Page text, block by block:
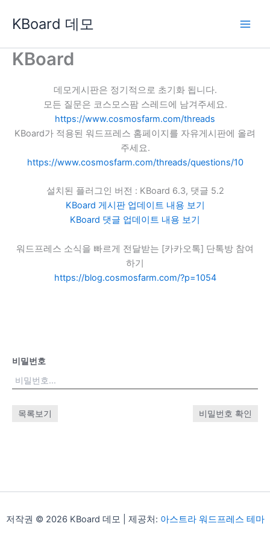
로
KBoard 데모
KBoard
데모게시판은 정기적으로 초기화 됩니다.
모든 질문은 코스모스팜 스레드에 남겨주세요.
https://www.cosmosfarm.com/threads
KBoard가 적용된 워드프레스 홈페이지를 자유게시판에 올려
주세요.
https://www.cosmosfarm.com/threads/questions/10
설치된 플러그인 버전 : KBoard 6.3, 댓글 5.2
KBoard 게시판 업데이트 내용 보기
KBoard 댓글 업데이트 내용 보기
워드프레스 소식을 빠르게 전달받는 [카카오톡] 단톡방 참여
하기
https://blog.cosmosfarm.com/?p=1054
비밀번호
목록보기 비밀번호 확인
저작권 © 2026 KBoard 데모 | 제공처: 아스트라 워드프레스 테마